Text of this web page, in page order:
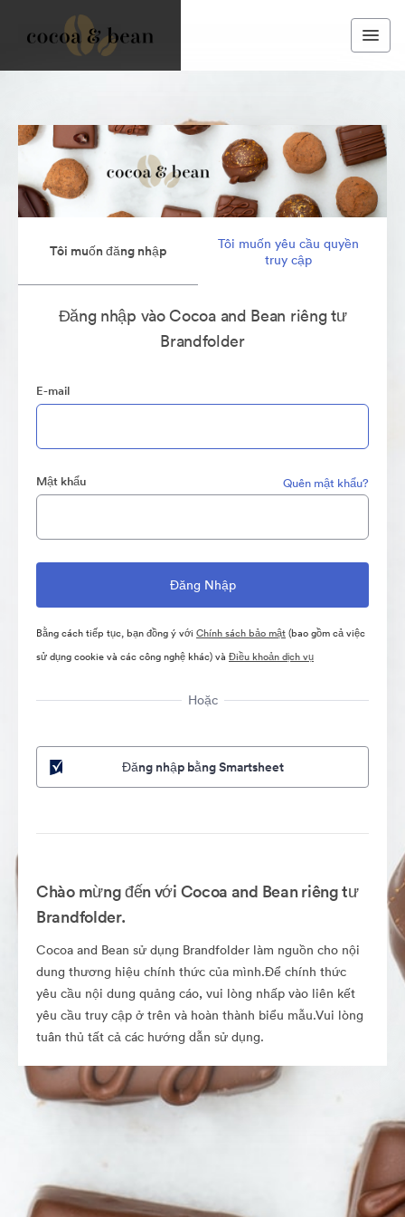
Tôi muốn đăng nhập
Tôi muốn yêu cầu quyền
truy cập
Đăng nhập vào Cocoa and Bean riêng tư
Brandfolder
E-mail
Mật khẩu Quên mật khẩu?
Bằng cách tiếp tục, bạn đồng ý với Chính sách bảo mật(bao gồm cả việc
sử dụng cookie và các công nghệ khác) và Điều khoản dịch vụ
Hoặc
Đăng nhập bằng Smartsheet
Chào mừng đến với Cocoa and Bean riêng tư
Brandfolder.
Cocoa and Bean sử dụng Brandfolder làm nguồn cho nội
dung thương hiệu chính thức của mình.Để chính thức
yêu cầu nội dung quảng cáo, vui lòng nhấp vào liên kết
yêu cầu truy cập ở trên và hoàn thành biểu mẫu.Vui lòng
tuân thủ tất cả các hướng dẫn sử dụng.